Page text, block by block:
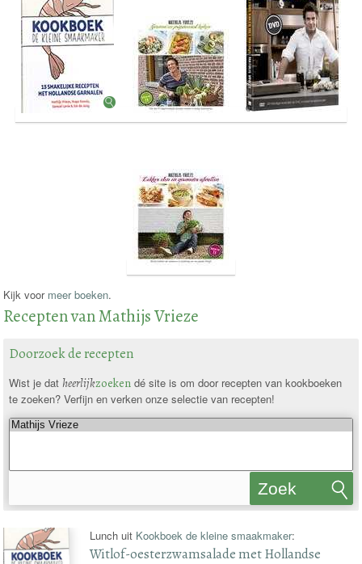
Kijk voor meer boeken.
Recepten van Mathijs Vrieze
Doorzoek de recepten
Wist je dat heerlijkzoekendé site is om door recepten van kookboeken
te zoeken? Verfijn en verken onze selectie van recepten!
Zoek
Lunch uit Kookboek de kleine smaakmaker:
Witlof-oesterzwamsalade met Hollandse